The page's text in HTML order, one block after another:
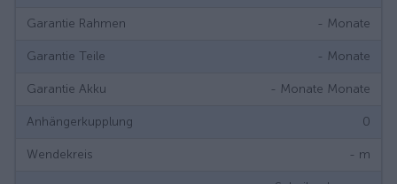
Garantie Rahmen - Monate
Garantie Teile - Monate
Garantie Akku - Monate Monate
Anhängerkupplung 0
Wendekreis - m